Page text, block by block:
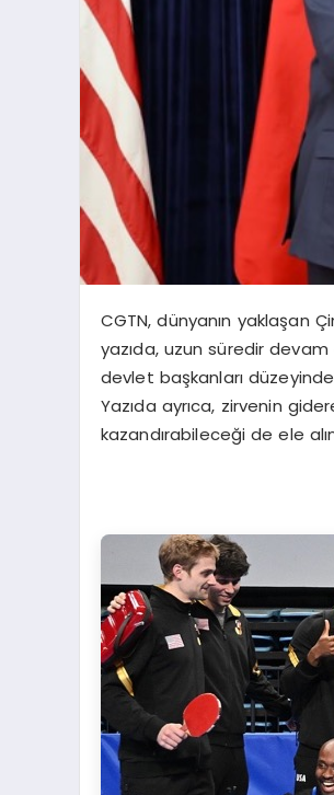
CGTN, dünyanın yaklaşan
yazıda, uzun süredir
devlet başkanları
Yazıda ayrıca, zirvenin
kazandırabileceği de ele